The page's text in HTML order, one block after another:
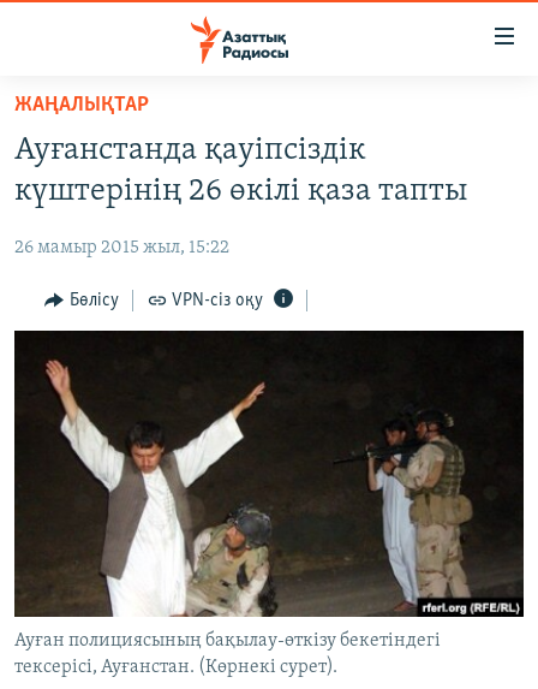
Skip
main
content
Skip
to
Navigation
Skip
Search
САЯСАТ
AZATTYQTV
ҚАҢТАР ОҚИҒАСЫ
АДАМ ҚҰҚЫҚТАРЫ
ӘЛЕМ
АРНАЙЫ ЖОБАЛАР
ЖАЗЫЛЫҢЫЗ
Басқа тілдерде
ЖАҢАЛЫҚТАР
Ауғанстанда қауіпсіздік
күштерінің 26 өкілі қаза тапты
26 мамыр 2015 жыл, 15:22
Бөлісу VPN-сіз оқу
Ауған полициясының бақылау-өткізу бекетіндегі
тексерісі, Ауғанстан. (Көрнекі сурет).